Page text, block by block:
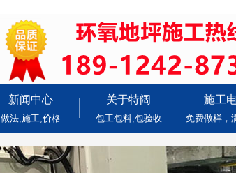
新闻中心
做法,施工,价格
关于特阔
包工包料,包验收
施工
免费做样，